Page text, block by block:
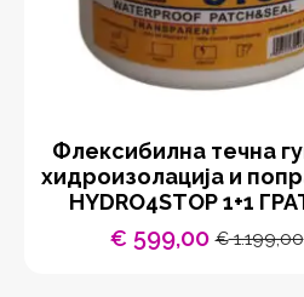
Флексибилна течна
хидроизолација и
HYDRO4STOP 1+1
€1.199,00
Original
€ 599,00Current